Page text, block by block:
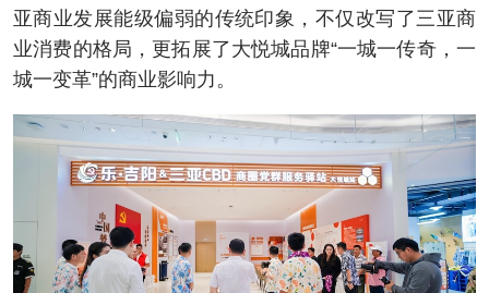
亚商业发展能级偏弱的传统印象，不仅改写了三亚商
业消费的格局，更拓展了大悦城品牌“一城一传奇，一
城一变革”的商业影响力。